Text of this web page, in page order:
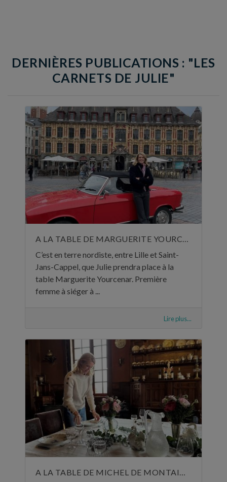
DERNIÈRES PUBLICATIONS : "LES
CARNETS DE JULIE"
A LA TABLE DE MARGUERITE YOURCENAR
C’est en terre nordiste, entre Lille et Saint-
Jans-Cappel, que Julie prendra place à la
table Marguerite Yourcenar. Première
femme à siéger à ...
Lire plus...
A LA TABLE DE MICHEL DE MONTAIGNE